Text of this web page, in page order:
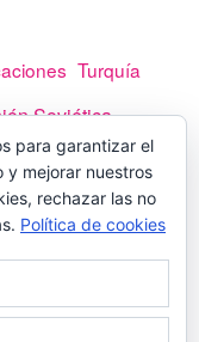
Turquía
Soviética
para garantizar el
y mejorar nuestros
rechazar las no
Política de cookies